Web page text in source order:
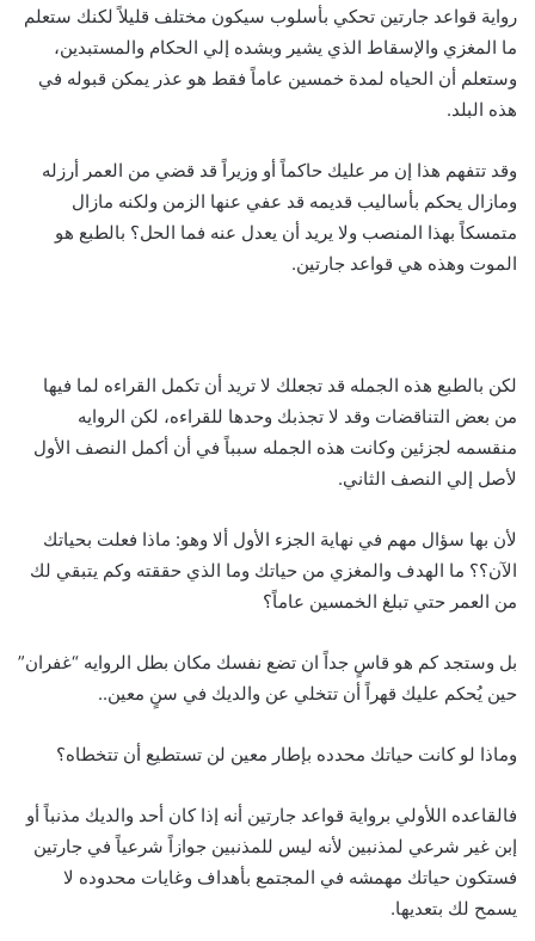
رواية قواعد جارتين تحكي بأسلوب سيكون مختلف قليلاً لكنك ستعلم
ما المغزي والإسقاط الذي يشير وبشده إلي الحكام والمستبدين،
وستعلم أن الحياه لمدة خمسين عاماً فقط هو عذر يمكن قبوله في
هذه البلد.
وقد تتفهم هذا إن مر عليك حاكماً أو وزيراً قد قضي من العمر أرزله
ومازال يحكم بأساليب قديمه قد عفي عنها الزمن ولكنه مازال
متمسكاً بهذا المنصب ولا يريد أن يعدل عنه فما الحل؟ بالطبع هو
الموت وهذه هي قواعد جارتين.
لكن بالطبع هذه الجمله قد تجعلك لا تريد أن تكمل القراءه لما فيها
من بعض التناقضات وقد لا تجذبك وحدها للقراءه، لكن الروايه
منقسمه لجزئين وكانت هذه الجمله سبباً في أن أكمل النصف الأول
لأصل إلي النصف الثاني.
لأن بها سؤال مهم في نهاية الجزء الأول ألا وهو: ماذا فعلت بحياتك
الآن؟؟ ما الهدف والمغزي من حياتك وما الذي حققته وكم يتبقي لك
من العمر حتي تبلغ الخمسين عاماً؟
بل وستجد كم هو قاسٍ جداً ان تضع نفسك مكان بطل الروايه “غفران”
حين يُحكم عليك قهراً أن تتخلي عن والديك في سنٍ معين..
وماذا لو كانت حياتك محدده بإطار معين لن تستطيع أن تتخطاه؟
فالقاعده اللأولي برواية قواعد جارتين أنه إذا كان أحد والديك مذنباً أو
إبن غير شرعي لمذنبين لأنه ليس للمذنبين جوازاً شرعياً في جارتين
فستكون حياتك مهمشه في المجتمع بأهداف وغايات محدوده لا
يسمح لك بتعديها.